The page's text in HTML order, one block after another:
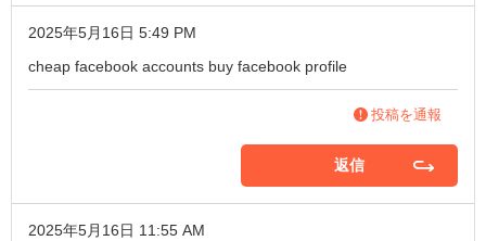
2025年5月16日 5:49 PM
cheap facebook accounts buy facebook profile
投稿を通報
返信
2025年5月16日 11:55 AM